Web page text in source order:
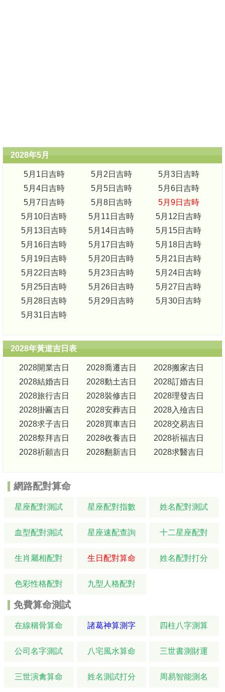
2028年5月
5月1日吉時 5月2日吉時
5月3日吉時
5月4日吉時
5月5日吉時
5月6日吉時
5月7日吉時
5月8日吉時
5月9日吉時
5月10日吉時
5月11日吉時
5月12日吉時
5月13日吉時
5月14日吉時
5月15日吉時
5月16日吉時
5月17日吉時
5月18日吉時
5月19日吉時
5月20日吉時
5月21日吉時
5月22日吉時
5月23日吉時
5月24日吉時
5月25日吉時
5月26日吉時
5月27日吉時
5月28日吉時
5月29日吉時
5月30日吉時
5月31日吉時
2028年黃道吉日表
2028開業吉日 2028喬遷吉日
2028搬家吉日
2028結婚吉日
2028動土吉日
2028訂婚吉日
2028旅行吉日
2028裝修吉日
2028理發吉日
2028掛匾吉日
2028安葬吉日
2028入殮吉日
2028求子吉日
2028買車吉日
2028交易吉日
2028祭拜吉日
2028收養吉日
2028祈福吉日
2028祈願吉日
2028翻新吉日 2028求醫吉日
網路配對算命
星座配對測試 星座配對指數 姓名配對測試
血型配對測試 星座速配查詢 十二星座配對
生肖屬相配對 生日配對算命 姓名配對打分
色彩性格配對 九型人格配對
免費算命測試
在線稱骨算命 諸葛神算測字 四柱八字測算
公司名字測試 八宅風水算命 三世書測財運
三世演禽算命 姓名測試打分 周易智能測名